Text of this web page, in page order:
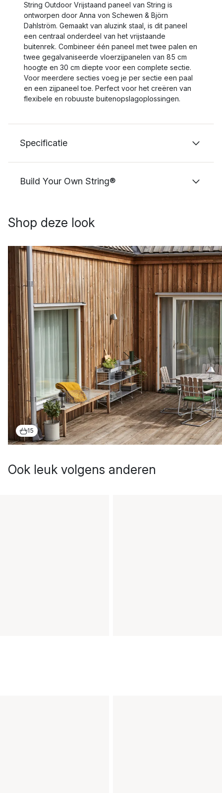
String Outdoor Vrijstaand paneel van String is
ontworpen door Anna von Schewen & Björn
Dahlström. Gemaakt van aluzink staal, is dit paneel
een centraal onderdeel van het vrijstaande
buitenrek. Combineer één paneel met twee palen en
twee gegalvaniseerde vloerzijpanelen van 85 cm
hoogte en 30 cm diepte voor een complete sectie.
Voor meerdere secties voeg je per sectie een paal
en een zijpaneel toe. Perfect voor het creëren van
flexibele en robuuste buitenopslagoplossingen.
Specificatie
Build Your Own String®
Shop deze look
15
Ook leuk volgens anderen